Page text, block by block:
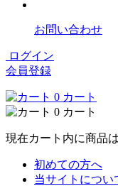
お問い合わせ
ログイン
会員登録
0 カート
0 カート
現在カート内に商品
初めての方へ
当サイトについ